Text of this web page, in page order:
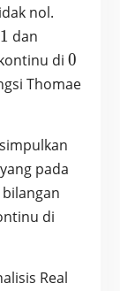
nol.
1 dan
\to 0}
di 0
0
Thomae
pada
di
Real